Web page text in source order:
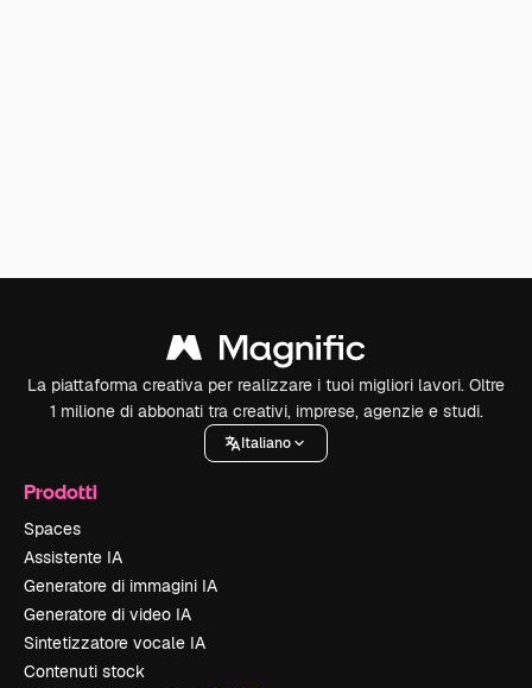
La piattaforma creativa per realizzare i tuoi migliori lavori. Oltre
1 milione di abbonati tra creativi, imprese, agenzie e studi.
Italiano
Prodotti
Spaces
Assistente IA
Generatore di immagini IA
Generatore di video IA
Sintetizzatore vocale IA
Contenuti stock